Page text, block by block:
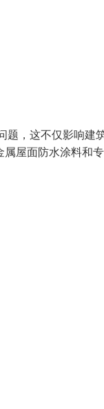
，这不仅影响建
属屋面防水涂料和